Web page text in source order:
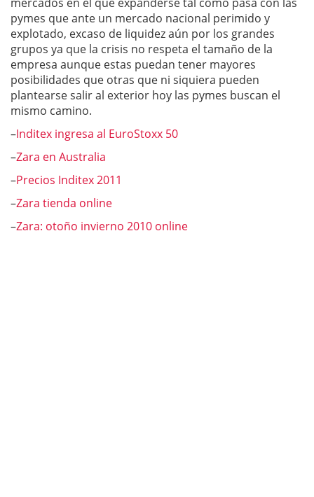
pymes que ante un mercado nacional perimido y
explotado, excaso de liquidez aún por los grandes
grupos ya que la crisis no respeta el tamaño de la
empresa aunque estas puedan tener mayores
posibilidades que otras que ni siquiera pueden
plantearse salir al exterior hoy las pymes buscan el
mismo camino.
–Inditex ingresa al EuroStoxx 50
–Zara en Australia
–Precios Inditex 2011
–Zara tienda online
–Zara: otoño invierno 2010 online